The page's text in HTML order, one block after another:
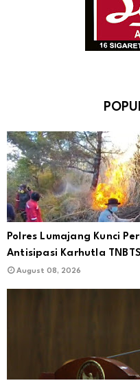
Polres Lumajang Kunci
Antisipasi Karhutla
August 08, 2026